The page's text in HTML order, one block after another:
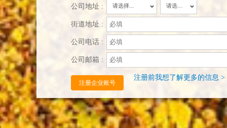
公司地址 : 请选择... 请选择...
街道地址 :
公司电话 :
公司邮箱 :
注册企业账号
注册前我想了解更多的信息 >